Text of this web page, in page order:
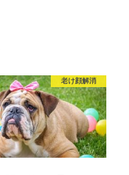
老け顔解消